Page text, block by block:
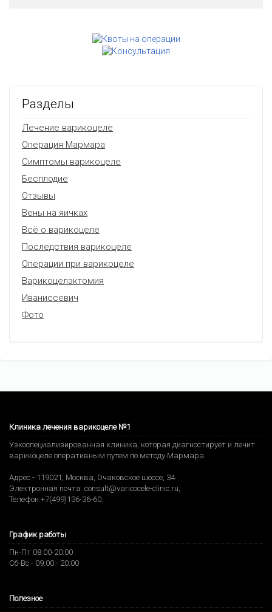
Разделы
Лечение варикоцеле
Операция Мармара
Симптомы варикоцеле
Бесплодие
Отзывы
Вены на яичках
Всё о варикоцеле
Последствия варикоцеле
Операции при варикоцеле
Варикоцелэктомия
Иваниссевич
Фото
Клиника лечения варикоцеле №1
Узкоспециализированная клиника, которая диагностирует и лечит
варикоцеле оперативным путем по методу Мармара.
Адрес - 119021 Москва Очаковское шоссе, 34
Электронная почта: consult@varicocele-clinic.ru
Телефон:+7(499)136-36-60
График работы
Пн-Пт 08:00-20:00
Сб-Вс - 09:00 - 20:00
Полезное